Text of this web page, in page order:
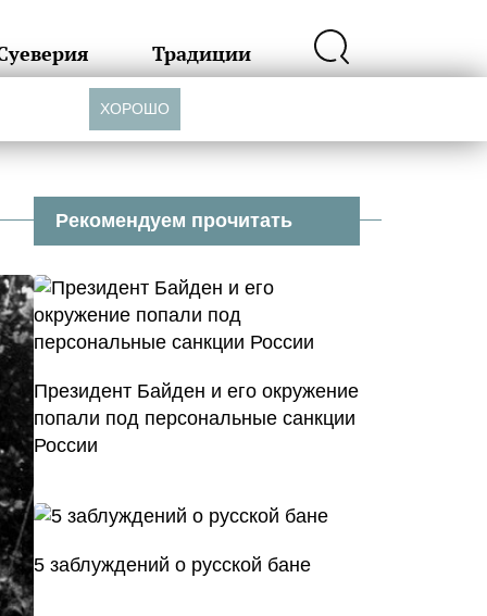
Традиции
Рекомендуем прочитать
Президент Байден и его окружение
попали под персональные санкции
России
5 заблуждений о русской бане
ХОРОШО